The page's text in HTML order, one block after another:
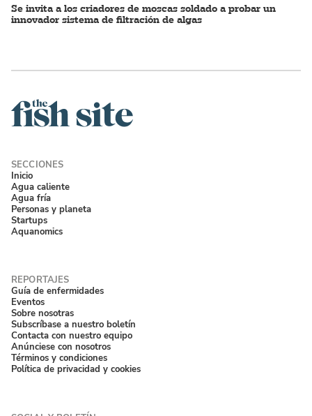
Se invita a los criadores de moscas soldado a probar un
innovador sistema de filtración de algas
Inicio
Agua caliente
Agua fría
Personas y planeta
Startups
Aquanomics
Guía de enfermidades
Eventos
Sobre nosotras
Subscríbase a nuestro boletín
Contacta con nuestro equipo
Anúnciese con nosotros
Términos y condiciones
Política de privacidad y cookies